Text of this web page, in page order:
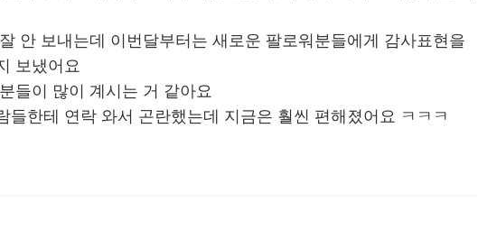
안 보내는데 이번달부터는 새로운 팔로워분들에게 감사표현을
보냈어요
들이 많이 계시는 거 같아요
들한테 연락 와서 곤란했는데 지금은 훨씬 편해졌어요 ㅋㅋㅋ